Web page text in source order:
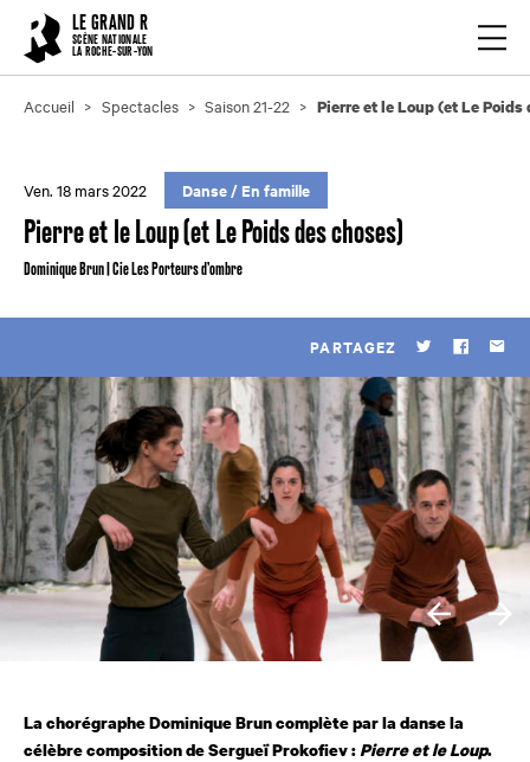
LE GRAND R
SCÈNE NATIONALE
LA ROCHE-SUR-YON
Accueil Spectacles Saison 21-22 Pierre et le Loup (et Le Poids
Ven. 18 mars 2022 Danse/ En famille
Pierre et le Loup (et Le Poids des choses)
Dominique Brun | Cie Les Porteurs d’ombre
PARTAGEZ Twitter
La chorégraphe Dominique Brun complète par la danse la
célèbre composition de Sergueï Prokofiev :Pierre et le Loup.
Cookies management panel